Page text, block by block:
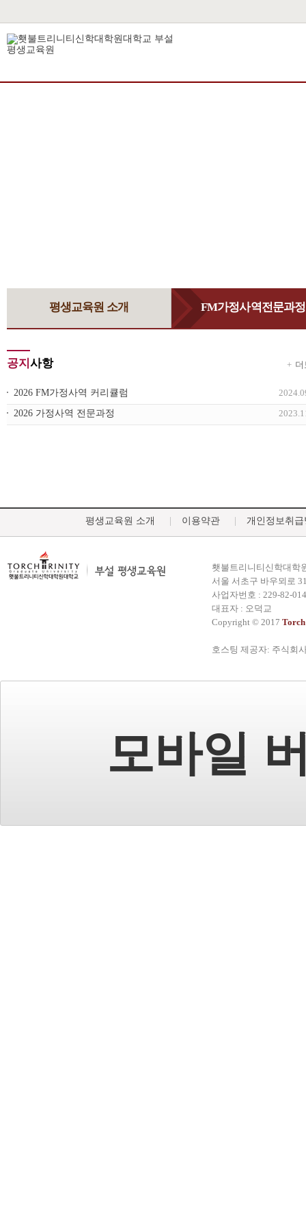
평생교육원 소개 FM가정사역전문과정
공지 사항
2026 FM가정사역 커리큘럼
2026 가정사역 전문과정
더
평생교육원 소개 이용약관 개인정보취급
횃불트리니티신학대학
서울 서초구 바우뫼로
사업자번호 : 229-82-
대표자 : 오덕교
Copyright © 2017
호스팅 제공자: 주식회
모바일